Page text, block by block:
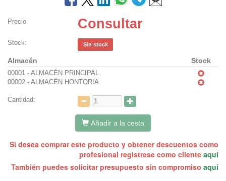
Precio Consultar
Stock: Sin stock
Almacén Stock
00001 - ALMACÉN PRINCIPAL
00002 - ALMACÉN HONTORIA
Cantidad:
Añadir a la cesta
Si desea comprar este producto y obtener descuentos como
profesional registrese como cliente aquí
También puedes solicitar presupuesto sin compromiso aquí